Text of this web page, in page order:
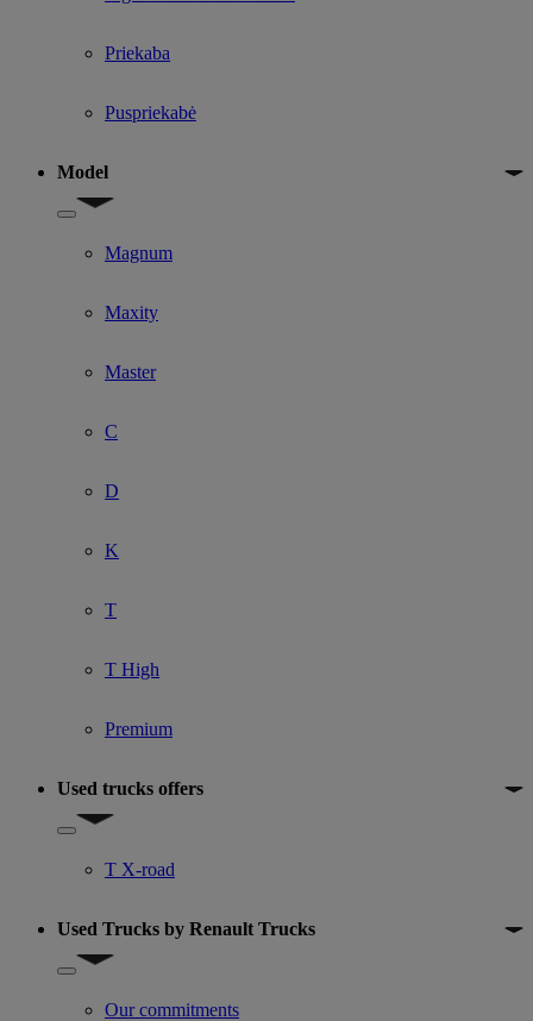
Priekaba
Puspriekabė
Model
Show submenu for Model
Magnum
Maxity
Master
C
D
K
T
T High
Premium
Used trucks offers
Show submenu for Used trucks offers
T X-road
Used Trucks by Renault Trucks
Show submenu for Used Trucks by Renault Trucks
Our commitments